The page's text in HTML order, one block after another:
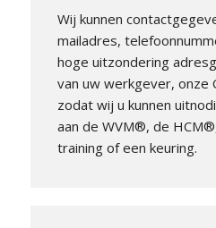
Wij kunnen
mailadres,
hoge uitzondering
van uw werkgever, onze
zodat wij u kunnen
aan de WVM®, de
training of een keuring.